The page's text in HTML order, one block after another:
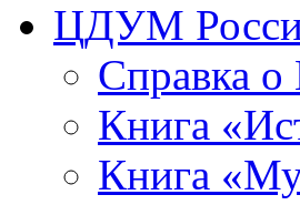
ЦДУМ
Справка
Книга
Книга